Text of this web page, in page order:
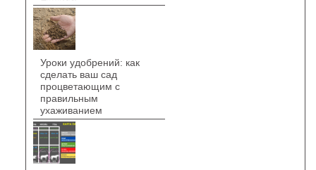
Уроки удобрений: как
сделать ваш сад
процветающим с
правильным
ухаживанием